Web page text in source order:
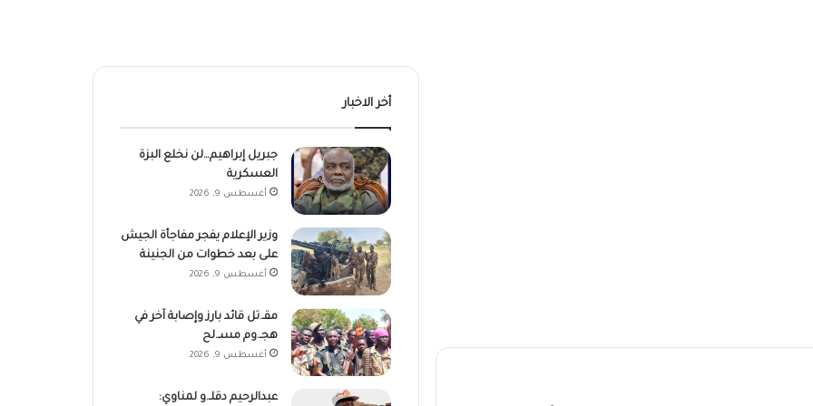
أخر الاخبار
جبريل إبراهيم…لن نخلع البزة
العسكرية
أغسطس 9, 2026
وزير الإعلام يفجر مفاجأة الجيش
على بعد خطوات من الجنينة
أغسطس 9, 2026
مقـ.تل قائد بارز وإصابة آخر في
هجـ.وم مسـ.لح
أغسطس 9, 2026
عبدالرحيم دقلـ.و لمناوي: